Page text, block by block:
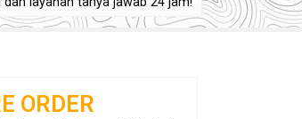
ORDER